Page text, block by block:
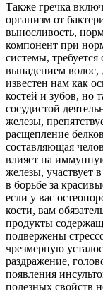
Также гречка
организм от
выносливость,
компонент при
системы,
выпадением волос,
известен нам как
костей и зубов, но
сосудистой
железы,
расщепление
составляющая
влияет на
железы, участвует
в борьбе за
если у вас
кости, вам
продукты
подвержены
чрезмерную
раздражение,
появления
полезных свойств